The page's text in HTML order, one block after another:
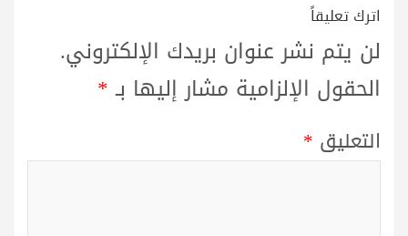
اترك تعليقاً
لن يتم نشر عنوان بريدك الإلكتروني.
الحقول الإلزامية مشار إليها بـ*
التعليق *